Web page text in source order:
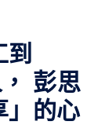
到
彭思
」的心